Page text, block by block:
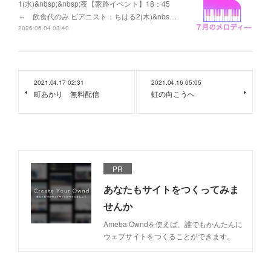
1(水)&nbsp;&nbsp;夜【家路イベント】18：45
～ 飲食代のみ ピアニスト：ちはる2(木)&nbs…
2026.06.04 03:40
2021.04.17 02:31
町あかり 無料配信
2021.04.16 05:05
虹の向こうへ
PR
あなたもサイトをつくってみま
せんか
Ameba Owndを使えば、誰でもかんたんに
ウェブサイトをつくることができます。